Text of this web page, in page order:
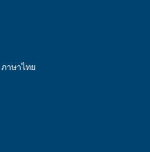
ภาษาไทย